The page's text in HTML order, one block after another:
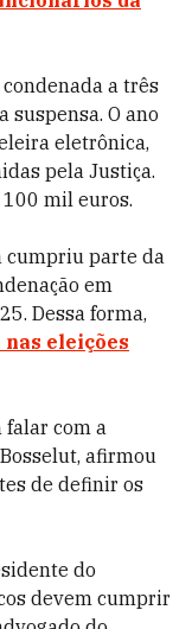
a três
suspensa. O ano
eletrônica,
pela Justiça.
mil euros.
cumpriu parte da
em
Dessa forma,
eleições
com a
afirmou
de definir os
do
devem cumprir